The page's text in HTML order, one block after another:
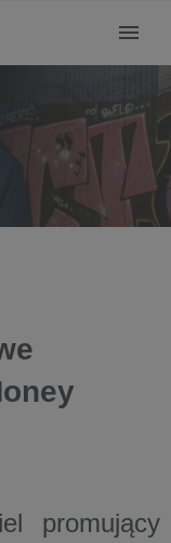
promujący